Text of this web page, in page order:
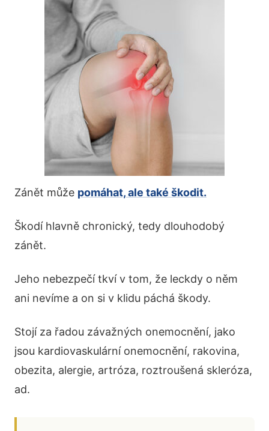
Zánět může pomáhat, ale také škodit.
Škodí hlavně chronický, tedy dlouhodobý
zánět.
Jeho nebezpečí tkví v tom, že leckdy o něm
ani nevíme a on si v klidu páchá škody.
Stojí za řadou závažných onemocnění, jako
jsou kardiovaskulární onemocnění, rakovina,
obezita, alergie, artróza, roztroušená skleróza,
ad.